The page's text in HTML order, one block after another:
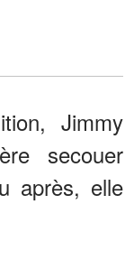
Jimmy
secouer
après, elle